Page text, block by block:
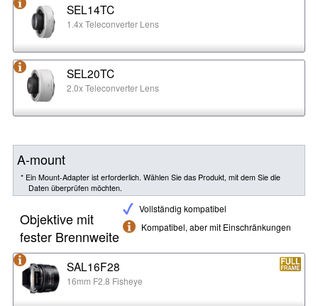
SEL14TC
1.4x Teleconverter Lens
SEL20TC
2.0x Teleconverter Lens
A-mount
* Ein Mount-Adapter ist erforderlich. Wählen Sie das Produkt, mit dem Sie die
Daten überprüfen möchten.
Vollständig kompatibel
Kompatibel, aber mit Einschränkungen
Objektive mit
fester Brennweite
SAL16F28
16mm F2.8 Fisheye